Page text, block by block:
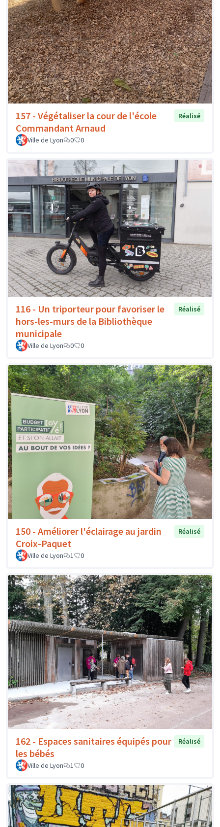
157 - Végétaliser la cour de l'école
Commandant Arnaud
Réalisé
Ville de Lyon 0 0
116 - Un triporteur pour favoriser le
hors-les-murs de la Bibliothèque
municipale
Réalisé
Ville de Lyon 0 0
150 - Améliorer l'éclairage au jardin
Croix-Paquet
Réalisé
Ville de Lyon 1 0
162 - Espaces sanitaires équipés pour
les bébés
Réalisé
Ville de Lyon 1 0